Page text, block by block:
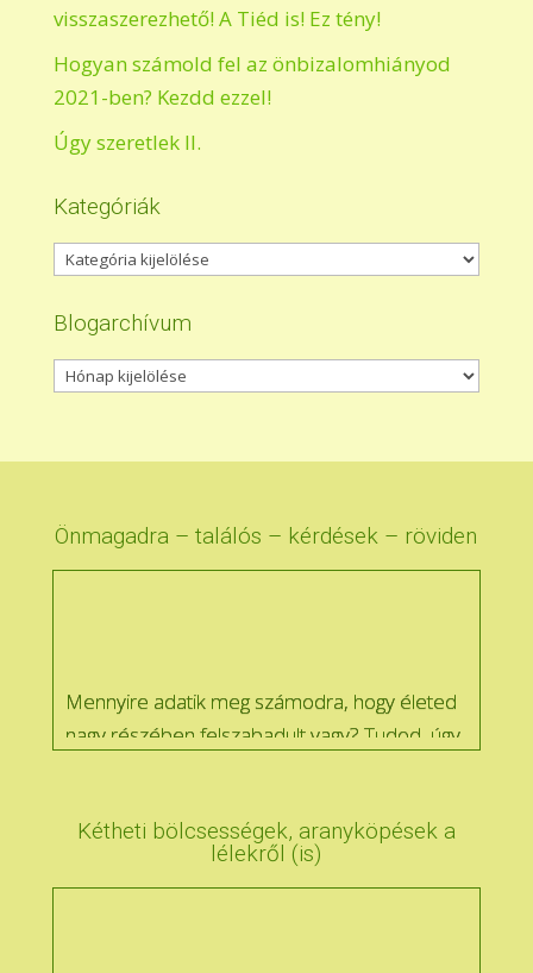
visszaszerezhető! A Tiéd is! Ez tény!
Hogyan számold fel az önbizalomhiányod
2021-ben? Kezdd ezzel!
Úgy szeretlek II.
Kategóriák
Kategóriák
Blogarchívum
Blogarchívum
Önmagadra – találós – kérdések – röviden
Mennyire adatik meg számodra, hogy életed
nagy részében felszabadult vagy? Tudod, úgy,
Kétheti bölcsességek, aranyköpések a
lélekről (is)